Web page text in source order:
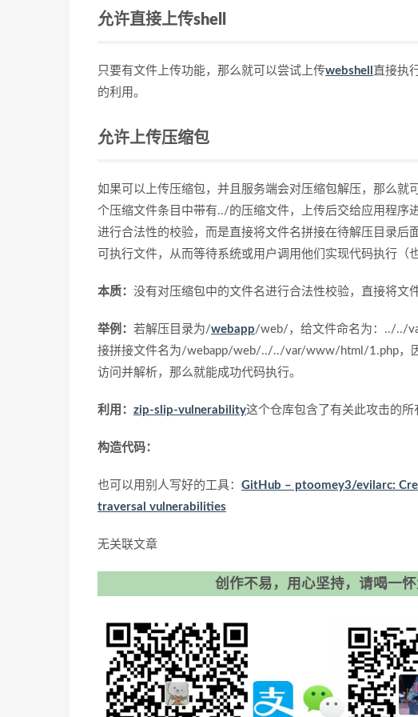
允许直接上传shell
只要有文件上传功能，那么就可以尝试上传webshell
直接执
的利用。
允许上传压缩包
如果可以上传压缩包，并且服务端会对压缩包解压，那么就
个压缩文件条目中带有../的压缩文件，上传后交给应用程序
进行合法性的校验，而是直接将文件名拼接在待解压目录后
可执行文件，从而等待系统或用户调用他们实现代码执行（
本质： 没有对压缩包中的文件名进行合法性校验，直接将文
举例： 若解压目录为/webapp/web/，给文件命名为：../../
接拼接文件名为/webapp/web/../../var/www/html/1.php，
访问并解析，那么就能成功代码执行。
利用： zip-slip-vulnerability这个仓库包含了有关此攻击的所
构造代码：
也可以用别人写好的工具： GitHub – ptoomey3/evilarc:
traversal vulnerabilities
无关联文章
创作不易，用心坚持，请喝一